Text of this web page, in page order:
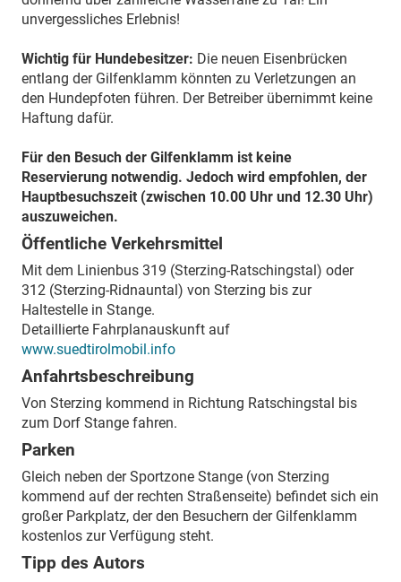
unvergessliches Erlebnis!
Wichtig für Hundebesitzer: Die neuen Eisenbrücken
entlang der Gilfenklamm könnten zu Verletzungen an
den Hundepfoten führen. Der Betreiber übernimmt keine
Haftung dafür.
Für den Besuch der Gilfenklamm ist keine
Reservierung notwendig. Jedoch wird empfohlen, der
Hauptbesuchszeit (zwischen 10.00 Uhr und 12.30 Uhr)
auszuweichen.
Öffentliche Verkehrsmittel
Mit dem Linienbus 319 (Sterzing-Ratschingstal) oder
312 (Sterzing-Ridnauntal) von Sterzing bis zur
Haltestelle in Stange.
Detaillierte Fahrplanauskunft auf
www.suedtirolmobil.info
Anfahrtsbeschreibung
Von Sterzing kommend in Richtung Ratschingstal bis
zum Dorf Stange fahren.
Parken
Gleich neben der Sportzone Stange (von Sterzing
kommend auf der rechten Straßenseite) befindet sich ein
großer Parkplatz, der den Besuchern der Gilfenklamm
kostenlos zur Verfügung steht.
Tipp des Autors